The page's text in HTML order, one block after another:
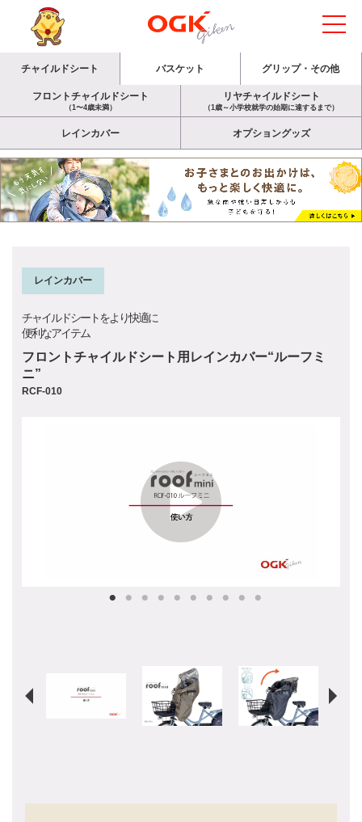
チャイルドシート バスケット グリップ・その他
フロントチャイルドシート
（1〜4歳未満）
リヤチャイルドシート
（1歳～小学校就学の始期に達するまで）
レインカバー オプショングッズ
レインカバー
チャイルドシートをより快適に
便利なアイテム
フロントチャイルドシート用レインカバー“ルーフミ
ニ”
RCF-010